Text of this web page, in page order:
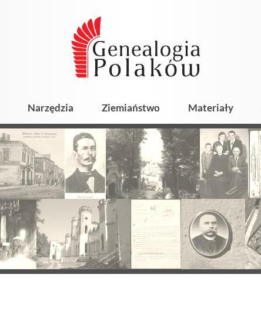
Narzędzia Ziemiaństwo Materiały